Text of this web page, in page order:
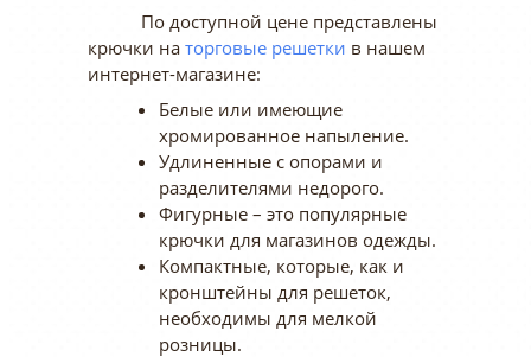
По доступной цене представлены
крючки на торговые решетки в нашем
интернет-магазине:
Белые или имеющие
хромированное напыление.
Удлиненные с опорами и
разделителями недорого.
Фигурные – это популярные
крючки для магазинов одежды.
Компактные, которые, как и
кронштейны для решеток,
необходимы для мелкой
розницы.